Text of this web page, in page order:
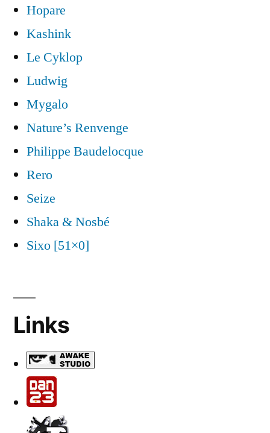
Hopare
Kashink
Le Cyklop
Ludwig
Mygalo
Nature’s Renvenge
Philippe Baudelocque
Rero
Seize
Shaka & Nosbé
Sixo [51×0]
Links